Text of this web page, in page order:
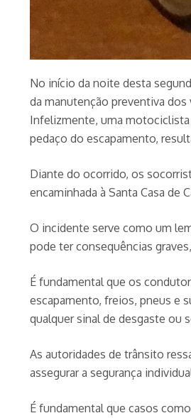
No início da noite desta
da manutenção preventiva dos
Infelizmente, uma motociclista
pedaço do escapamento,
Diante do ocorrido, os
encaminhada à Santa Casa
O incidente serve como um
pode ter consequências
É fundamental que os
escapamento, freios, pneus e
qualquer sinal de desgaste ou
As autoridades de trânsito
assegurar a segurança
É fundamental que casos